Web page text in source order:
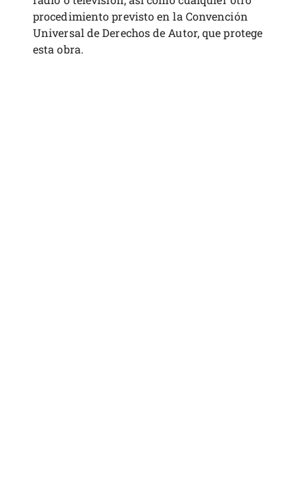
procedimiento previsto en la Convención
Universal de Derechos de Autor, que protege
esta obra.